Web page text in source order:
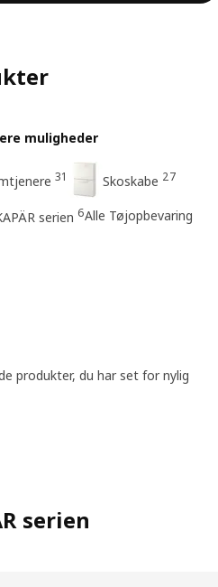
muligheder
31 Skoskabe 27
serien 6Alle Tøjopbevaring
produkter, du har set for nylig
serien